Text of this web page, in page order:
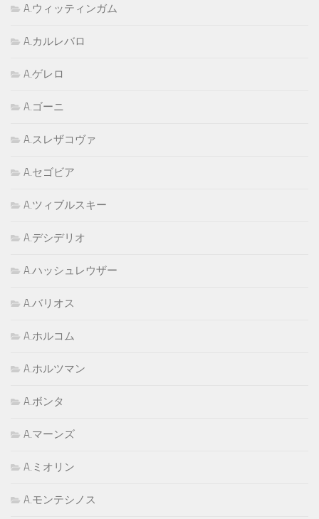
A.ウィッティンガム
A.カルレバロ
A.ゲレロ
A.ゴーニ
A.スレザコヴァ
A.セゴビア
A.ツィブルスキー
A.デシデリオ
A.ハッシュレウザー
A.バリオス
A.ホルコム
A.ホルツマン
A.ボンタ
A.マーンズ
A.ミオリン
A.モンテシノス